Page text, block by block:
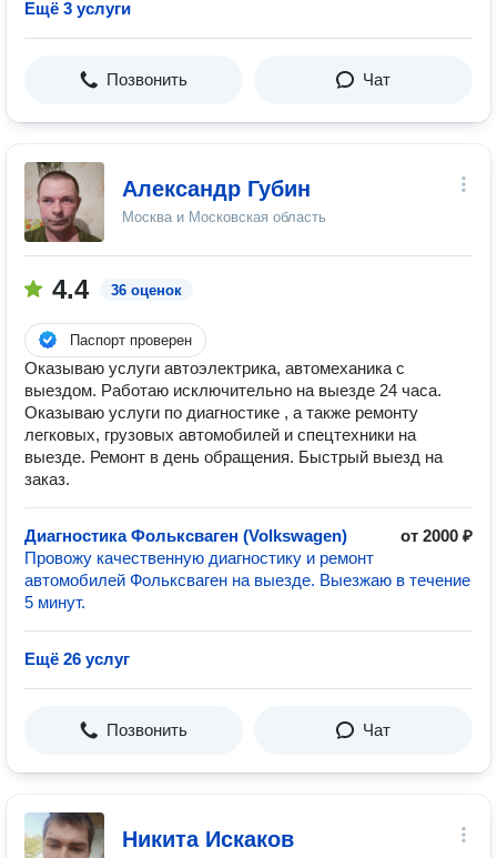
Ещё 3 услуги
Позвонить Чат
Александр Губин
Москва и Московская область
4.4 36 оценок
Паспорт проверен
Оказываю услуги автоэлектрика, автомеханика с
выездом. Работаю исключительно на выезде 24 часа.
Оказываю услуги по диагностике , а также ремонту
легковых, грузовых автомобилей и спецтехники на
выезде. Ремонт в день обращения. Быстрый выезд на
заказ.
Диагностика Фольксваген (Volkswagen)
от 2000 ₽
Провожу качественную диагностику и ремонт
автомобилей Фольксваген на выезде. Выезжаю в течение
5 минут.
Ещё 26 услуг
Позвонить Чат
Никита Искаков